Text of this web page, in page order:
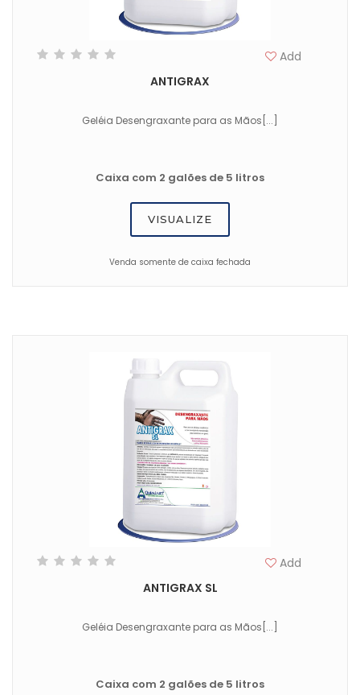
Add
ANTIGRAX
Geléia Desengraxante para as Mãos[...]
Caixa com 2 galões de 5 litros
VISUALIZE
Venda somente de caixa fechada
Add
ANTIGRAX SL
Geléia Desengraxante para as Mãos[...]
Caixa com 2 galões de 5 litros